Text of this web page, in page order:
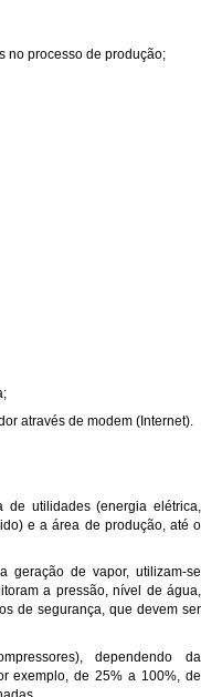
no processo de produção;
através de modem (Internet).
de utilidades (energia elétrica,
e a área de produção, até o
geração de vapor, utilizam-se
a pressão, nível de água,
de segurança, que devem ser
dependendo da
exemplo, de 25% a 100%, de